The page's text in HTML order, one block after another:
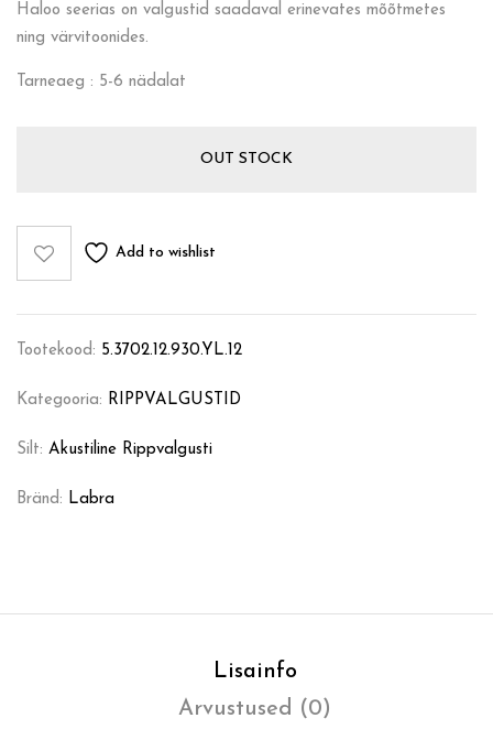
Haloo seerias on valgustid saadaval erinevates mõõtmetes
ning värvitoonides.
Tarneaeg : 5-6 nädalat
OUT STOCK
Add to wishlist
Tootekood: 5.3702.12.930.YL.12
Kategooria: RIPPVALGUSTID
Silt: Akustiline Rippvalgusti
Bränd: Labra
Lisainfo
Arvustused (0)